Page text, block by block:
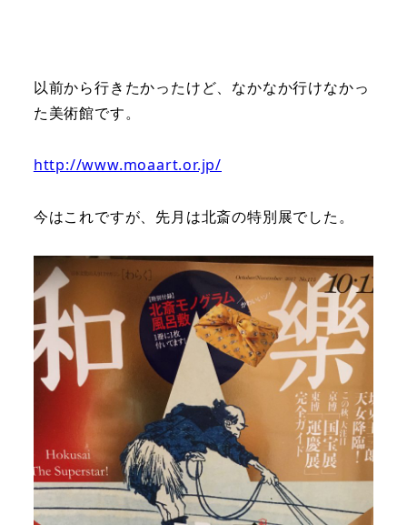
以前から行きたかったけど、なかなか行けなかっ
た美術館です。
http://www.moaart.or.jp/
今はこれですが、先月は北斎の特別展でした。